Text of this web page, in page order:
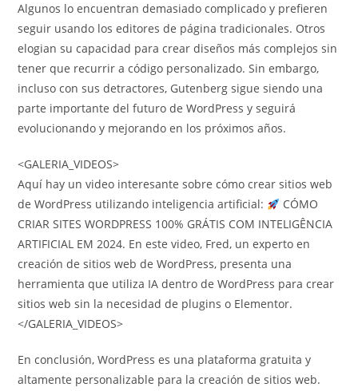
Algunos lo encuentran demasiado complicado y prefieren
seguir usando los editores de página tradicionales. Otros
elogian su capacidad para crear diseños más complejos sin
tener que recurrir a código personalizado. Sin embargo,
incluso con sus detractores, Gutenberg sigue siendo una
parte importante del futuro de WordPress y seguirá
evolucionando y mejorando en los próximos años.
<GALERIA_VIDEOS>
Aquí hay un video interesante sobre cómo crear sitios web
de WordPress utilizando inteligencia artificial:
CÓMO
CRIAR SITES WORDPRESS 100% GRÁTIS COM INTELIGÊNCIA
ARTIFICIAL EM 2024. En este video, Fred, un experto en
creación de sitios web de WordPress, presenta una
herramienta que utiliza IA dentro de WordPress para crear
sitios web sin la necesidad de plugins o Elementor.
</GALERIA_VIDEOS>
En conclusión, WordPress es una plataforma gratuita y
altamente personalizable para la creación de sitios web.